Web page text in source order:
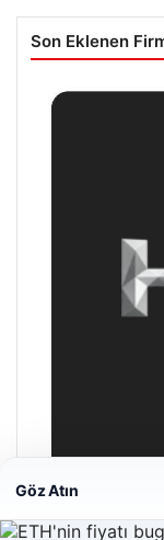
Son Eklenen
Hastaş Beton
Göz Atın